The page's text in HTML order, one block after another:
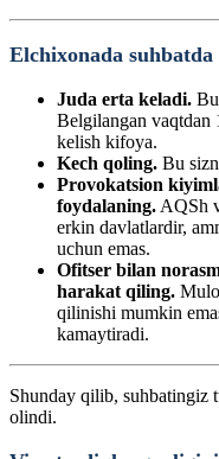
Elchixonada
Juda erta keladi.
Belgilangan vaqtdan
kelish kifoya.
Kech qoling. Bu
Provokatsion
foydalaning. AQSh
erkin davlatlardir,
uchun emas.
Ofitser bilan
harakat qiling.
qilinishi mumkin
kamaytiradi.
Shunday qilib, suhbatingiz
olindi.